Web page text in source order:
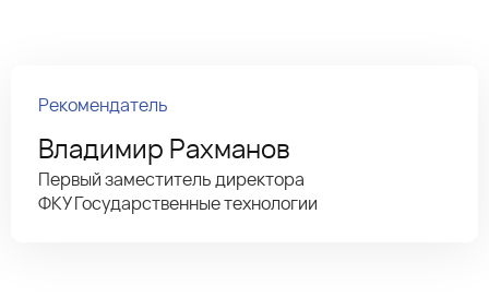
Рекомендатель
Владимир Рахманов
Первый заместитель директора
ФКУ Государственные технологии